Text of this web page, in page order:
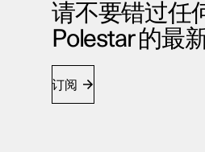
请不要错过任
Polestar 的最
订阅